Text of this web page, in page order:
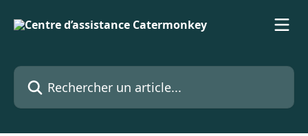
Rechercher un article...